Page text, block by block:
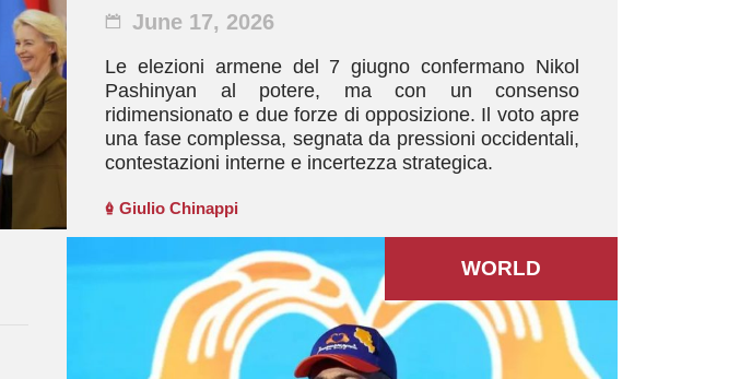
June 17, 2026
Le elezioni armene del 7 giugno confermano Nikol
Pashinyan al potere, ma con un consenso
ridimensionato e due forze di opposizione. Il voto apre
una fase complessa, segnata da pressioni occidentali,
contestazioni interne e incertezza strategica.
Giulio Chinappi
WORLD